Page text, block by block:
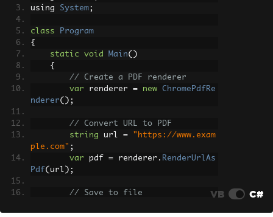
Console
L created successfully"
using System;
class
Program
{
static
void Main()
{
// Create a PDF renderer
var renderer = new
ChromePdfRe
nderer();
// Convert URL to PDF
string url =
"https://www.exam
ple.com" ;
var pdf = renderer . RenderUrlAs
Pdf( url );
// Save to file
VB C#